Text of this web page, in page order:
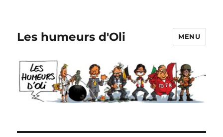
Les humeurs d'Oli MENU